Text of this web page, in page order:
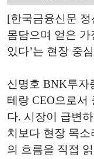
[한국금융신문 정
몸담으며 얻은 가
있다’는 현장 중
신명호 BNK투자
테랑 CEO으로서
다. 시장이 급변
치보다 현장 목
의 흐름을 직접